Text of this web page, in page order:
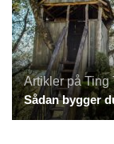
Artikler på Ting
Sådan bygger